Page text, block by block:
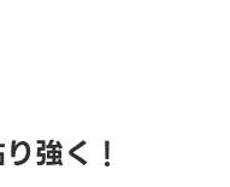
強く！